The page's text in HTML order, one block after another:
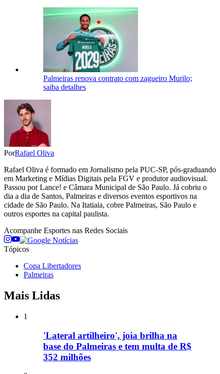
Palmeiras renova contrato com zagueiro Murilo;
saiba detalhes
PorRafael Oliva
Rafael Oliva é formado em Jornalismo pela PUC-SP, pós-graduando
em Marketing e Mídias Digitais pela FGV e produtor audiovisual.
Passou por Lance! e Câmara Municipal de São Paulo. Já cobriu o
dia a dia de Santos, Palmeiras e diversos eventos esportivos na
cidade de São Paulo. Na Itatiaia, cobre Palmeiras, São Paulo e
outros esportes na capital paulista.
Acompanhe Esportes nas Redes Sociais
Tópicos
Copa Libertadores
Palmeiras
Mais Lidas
1
'Lateral artilheiro', joia brilha na
base do Palmeiras e tem multa de R$
352 milhões